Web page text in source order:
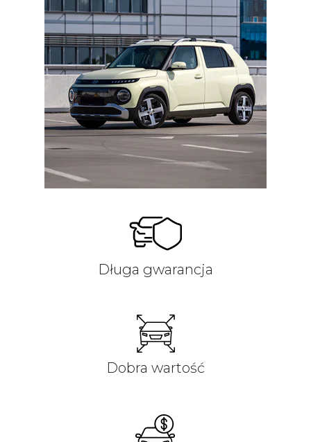
Długa gwarancja
Dobra wartość